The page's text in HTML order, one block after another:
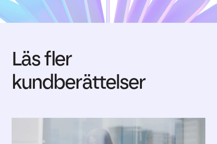
Läs fler
kundberättelser